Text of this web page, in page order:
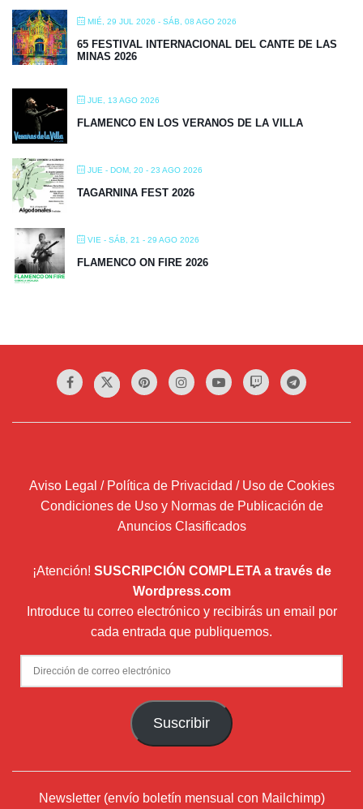
MIÉ, 29 JUL 2026 - SÁB, 08 AGO 2026
65 FESTIVAL INTERNACIONAL DEL CANTE DE LAS
MINAS 2026
JUE, 13 AGO 2026
FLAMENCO EN LOS VERANOS DE LA VILLA
JUE - DOM, 20 - 23 AGO 2026
TAGARNINA FEST 2026
VIE - SÁB, 21 - 29 AGO 2026
FLAMENCO ON FIRE 2026
Aviso Legal / Política de Privacidad / Uso de Cookies
Condiciones de Uso y Normas de Publicación de
Anuncios Clasificados
¡Atención! SUSCRIPCIÓN COMPLETA a través de
Wordpress.com
Introduce tu correo electrónico y recibirás un email por
cada entrada que publiquemos.
Dirección
de
Suscribir
Newsletter (envío boletín mensual con Mailchimp)